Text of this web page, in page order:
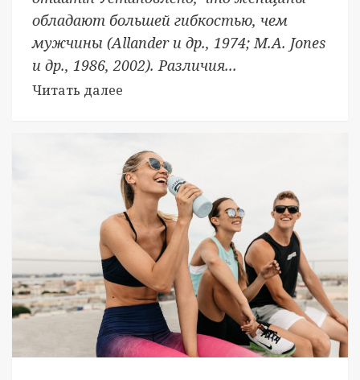
обладают большей гибкостью, чем
мужчины (Allander и др., 1974; М.А. Jones
и др., 1986, 2002). Различия...
Читать далее